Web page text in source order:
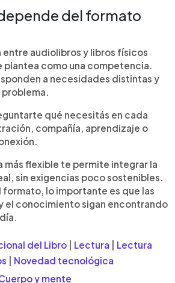
del formato
entre audiolibros y libros físicos
plantea como una competencia.
a necesidades distintas y
problema.
qué necesitás en cada
compañía, aprendizaje o
más flexible te permite integrar la
sin exigencias poco sostenibles.
formato, lo importante es que las
el conocimiento sigan encontrando
del Libro Lectura
Lectura
Novedad tecnológica
y mente